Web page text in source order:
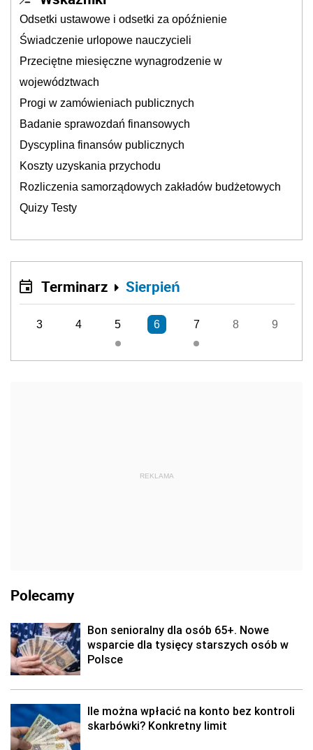
Odsetki ustawowe i odsetki za opóźnienie
Świadczenie urlopowe nauczycieli
Przeciętne miesięczne wynagrodzenie w
województwach
Progi w zamówieniach publicznych
Badanie sprawozdań finansowych
Dyscyplina finansów publicznych
Koszty uzyskania przychodu
Rozliczenia samorządowych zakładów budżetowych
Quizy Testy
Terminarz Sierpień
3 4 5 6 7 8 9
REKLAMA
Polecamy
Bon senioralny dla osób 65+. Nowe
wsparcie dla tysięcy starszych osób w
Polsce
Ile można wpłacić na konto bez kontroli
skarbówki? Konkretny limit